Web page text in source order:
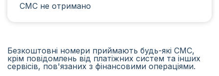
Іран
Бангладеш
Чехія
СМС не отримано
Безкоштовні номери приймають будь-які СМС,
крім повідомлень від платіжних систем та інших
сервісів, пов'язаних з фінансовими операціями.